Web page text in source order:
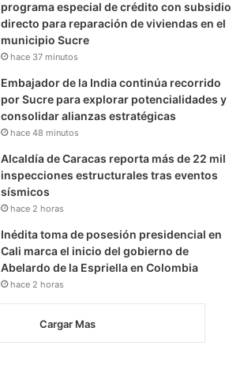
programa especial de crédito con subsidio
directo para reparación de viviendas en el
municipio Sucre
hace 37 minutos
Embajador de la India continúa recorrido
por Sucre para explorar potencialidades y
consolidar alianzas estratégicas
hace 48 minutos
Alcaldía de Caracas reporta más de 22 mil
inspecciones estructurales tras eventos
sísmicos
hace 2 horas
Inédita toma de posesión presidencial en
Cali marca el inicio del gobierno de
Abelardo de la Espriella en Colombia
hace 2 horas
Cargar Mas